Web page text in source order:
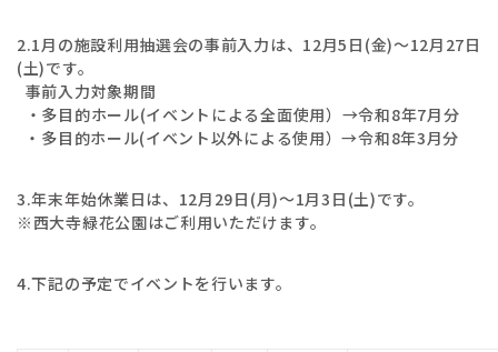
2.1月の施設利用抽選会の事前入力は、12月5日(金)～12月27日
(土)です。
事前入力対象期間
・多目的ホール(イベントによる全面使用）→令和8年7月分
・多目的ホール(イベント以外による使用）→令和8年3月分
3.年末年始休業日は、12月29日(月)～1月3日(土)です。
※西大寺緑花公園はご利用いただけます。
4.下記の予定でイベントを行います。